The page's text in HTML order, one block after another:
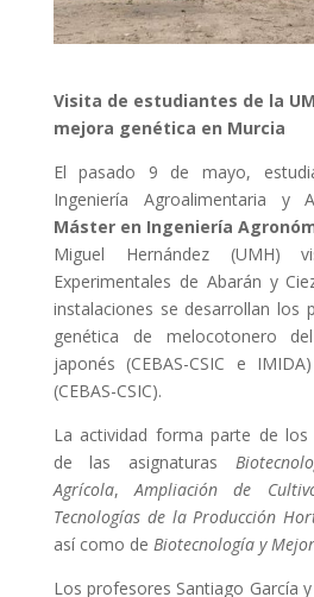
Visita de estudiantes de la
mejora genética en Murcia
El pasado 9 de mayo,
Ingeniería Agroalimentaria y
Máster en Ingeniería
Miguel Hernández (UMH)
Experimentales de Abarán y
instalaciones se desarrollan los
genética de melocotonero
japonés (CEBAS-CSIC e
(CEBAS-CSIC).
La actividad forma parte de los
de las asignaturas
Agrícola,Ampliación de
Tecnologías de la Producción
así como de Biotecnología y
Los profesores Santiago García